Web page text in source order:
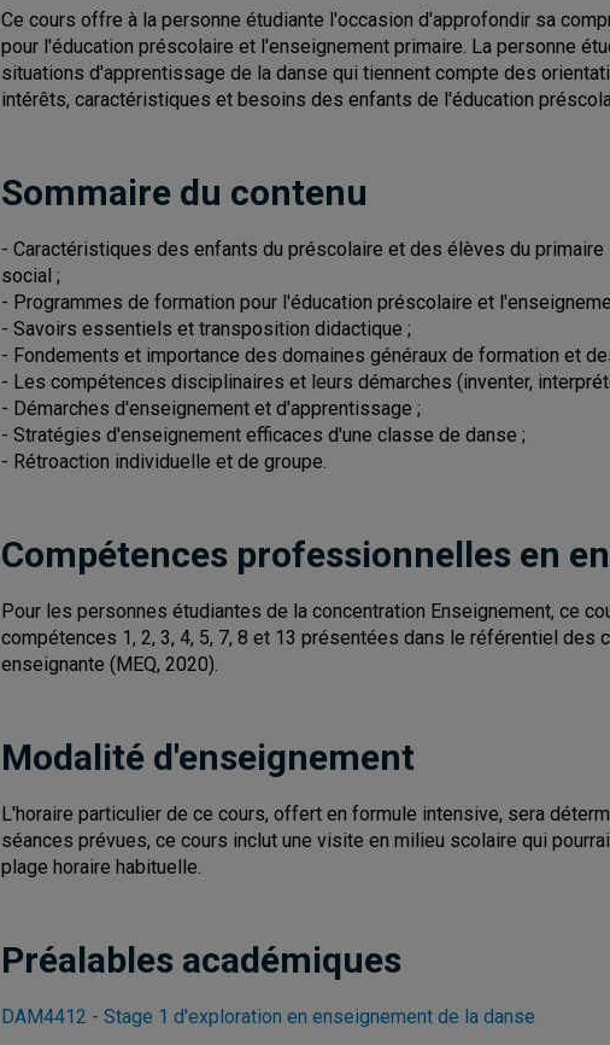
Ce cours offre à la personne étudiante l'occasion d'approfondir sa
pour l'éducation préscolaire et l'enseignement primaire. La personne
situations d'apprentissage de la danse qui tiennent compte des
intérêts, caractéristiques et besoins des enfants de l'éducation
Sommaire du contenu
- Caractéristiques des enfants du préscolaire et des élèves du
social ;
- Programmes de formation pour l'éducation préscolaire et
- Savoirs essentiels et transposition didactique ;
- Fondements et importance des domaines généraux de formation et
- Les compétences disciplinaires et leurs démarches (inventer,
- Démarches d'enseignement et d'apprentissage ;
- Stratégies d'enseignement efficaces d'une classe de danse ;
- Rétroaction individuelle et de groupe.
Compétences professionnelles en
Pour les personnes étudiantes de la concentration Enseignement, ce
compétences 1, 2, 3, 4, 5, 7, 8 et 13 présentées dans le référentiel des
enseignante (MEQ, 2020).
Modalité d'enseignement
L'horaire particulier de ce cours, offert en formule intensive, sera
séances prévues, ce cours inclut une visite en milieu scolaire qui
plage horaire habituelle.
Préalables académiques
DAM4412 - Stage 1 d'exploration en enseignement de la danse